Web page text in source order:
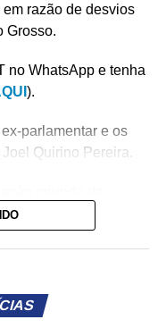
razão de desvios
Grosso.
no WhatsApp e tenha
).
parlamentar e os
Quirino Pereira.
esquemas
da empresa